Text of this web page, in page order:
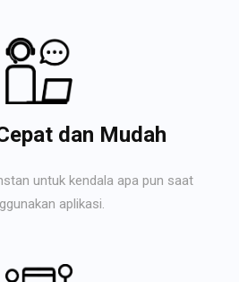
dan Mudah
untuk kendala apa pun saat
aplikasi.